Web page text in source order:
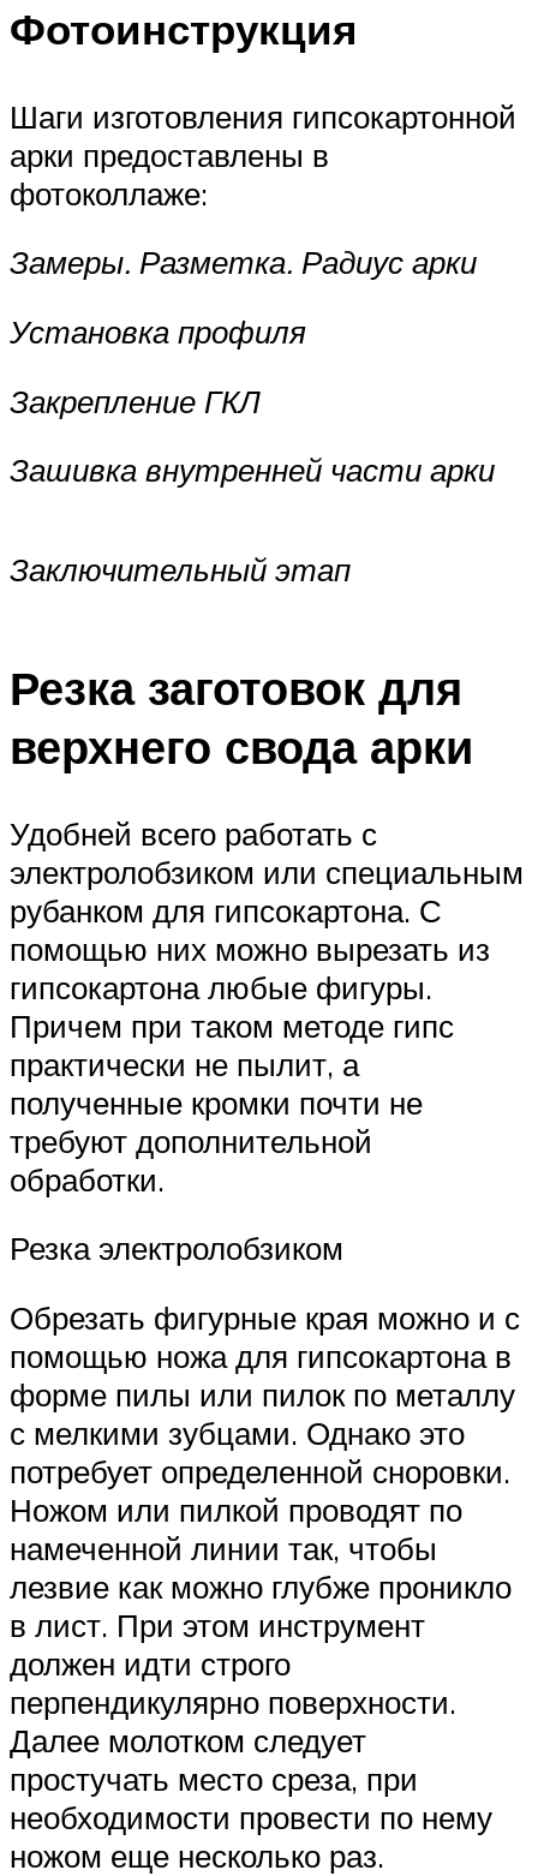
Фотоинструкция
Шаги изготовления гипсокартонной
арки предоставлены в
фотоколлаже:
Замеры. Разметка. Радиус арки
Установка профиля
Закрепление ГКЛ
Зашивка внутренней части арки
Заключительный этап
Резка заготовок для
верхнего свода арки
Удобней всего работать с
электролобзиком или специальным
рубанком для гипсокартона. С
помощью них можно вырезать из
гипсокартона любые фигуры.
Причем при таком методе гипс
практически не пылит, а
полученные кромки почти не
требуют дополнительной
обработки.
Резка электролобзиком
Обрезать фигурные края можно и с
помощью ножа для гипсокартона в
форме пилы или пилок по металлу
с мелкими зубцами. Однако это
потребует определенной сноровки.
Ножом или пилкой проводят по
намеченной линии так, чтобы
лезвие как можно глубже проникло
в лист. При этом инструмент
должен идти строго
перпендикулярно поверхности.
Далее молотком следует
простучать место среза, при
необходимости провести по нему
ножом еще несколько раз.